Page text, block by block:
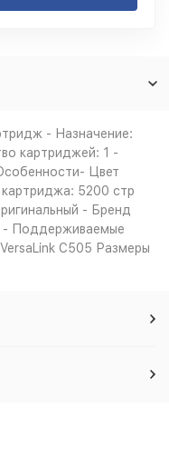
- Назначение:
картриджей: 1 -
Цвет
5200 стр
- Бренд
- Поддерживаемые
C505 Размеры